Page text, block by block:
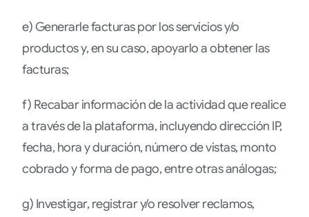
e) Generarle facturas por los servicios y/o
productos y, en su caso, apoyarlo a obtener las
facturas;
f) Recabar información de la actividad que realice
a través de la plataforma, incluyendo dirección IP,
fecha, hora y duración, número de vistas, monto
cobrado y forma de pago, entre otras análogas;
g) Investigar, registrar y/o resolver reclamos,